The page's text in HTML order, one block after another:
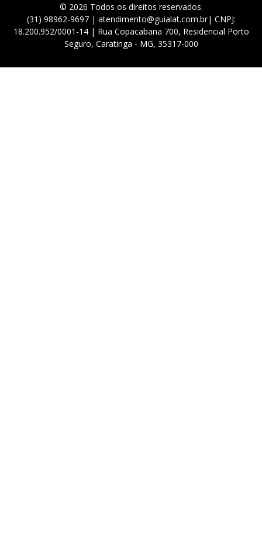
© 2026 Todos os direitos reservados.
(31) 98962-9697 | atendimento@guialat.com.br| CNPJ:
18.200.952/0001-14 | Rua Copacabana 700, Residencial Porto
Seguro, Caratinga - MG, 35317-000